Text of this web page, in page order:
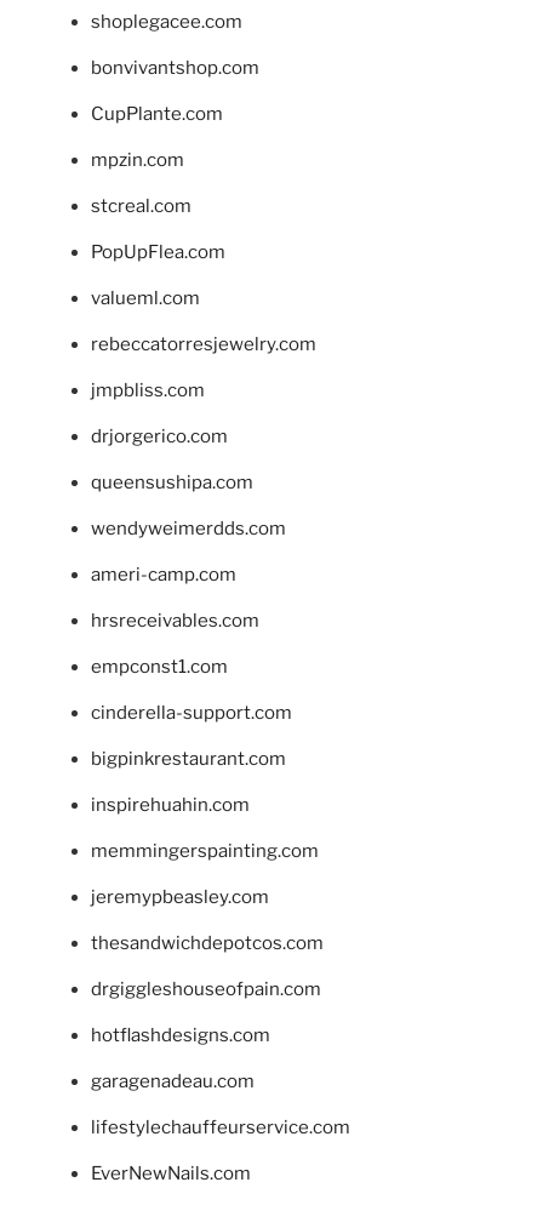
shoplegacee.com
bonvivantshop.com
CupPlante.com
mpzin.com
stcreal.com
PopUpFlea.com
valueml.com
rebeccatorresjewelry.com
jmpbliss.com
drjorgerico.com
queensushipa.com
wendyweimerdds.com
ameri-camp.com
hrsreceivables.com
empconst1.com
cinderella-support.com
bigpinkrestaurant.com
inspirehuahin.com
memmingerspainting.com
jeremypbeasley.com
thesandwichdepotcos.com
drgiggleshouseofpain.com
hotflashdesigns.com
garagenadeau.com
lifestylechauffeurservice.com
EverNewNails.com